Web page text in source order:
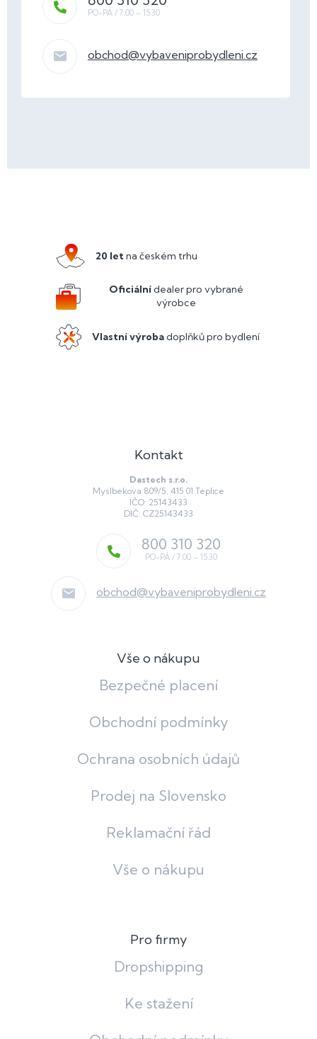
obchod@vybaveniprobydleni.cz
20 letna českém trhu
Oficiálnídealer pro vybrané
výrobce
Vlastní výrobadoplňků pro bydlení
Kontakt
Dastech s.r.o.
Myslbekova 809/5, 415 01 Teplice
IČO: 25143433
DIČ: CZ25143433
obchod@vybaveniprobydleni.cz
800 310 320
Vše o nákupu
Bezpečné placení
Obchodní podmínky
Ochrana osobních údajů
Prodej na Slovensko
Reklamační řád
Vše o nákupu
Pro firmy
Dropshipping
Ke stažení